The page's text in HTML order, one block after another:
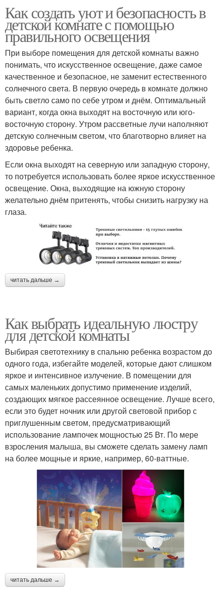
Как создать уют и безопасность в
детской комнате с помощью
правильного освещения
При выборе помещения для детской комнаты важно
понимать, что искусственное освещение, даже самое
качественное и безопасное, не заменит естественного
солнечного света. В первую очередь в комнате должно
быть светло само по себе утром и днём. Оптимальный
вариант, когда окна выходят на восточную или юго-
восточную сторону. Утром рассветные лучи наполняют
детскую солнечным светом, что благотворно влияет на
здоровье ребенка.
Если окна выходят на северную или западную сторону,
то потребуется использовать более яркое искусственное
освещение. Окна, выходящие на южную сторону
желательно днём притенять, чтобы снизить нагрузку на
глаза.
читать дальше →
Как выбрать идеальную люстру
для детской комнаты
Выбирая светотехнику в спальню ребенка возрастом до
одного года, избегайте моделей, которые дают слишком
яркое и интенсивное излучение. В помещении для
самых маленьких допустимо применение изделий,
создающих мягкое рассеянное освещение. Лучше всего,
если это будет ночник или другой световой прибор с
приглушенным светом, предусматривающий
использование лампочек мощностью 25 Вт. По мере
взросления малыша, вы сможете сделать замену ламп
на более мощные и яркие, например, 60-ваттные.
читать дальше →